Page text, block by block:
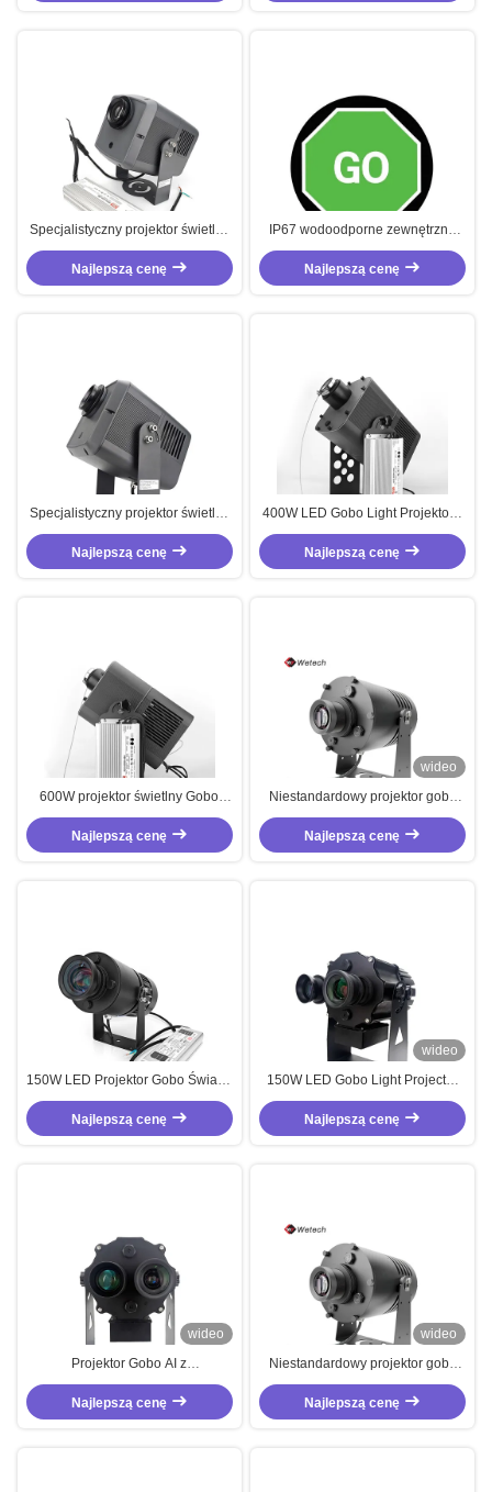
Specjalistyczny projektor świetlny
Gobo 320W Projektor wnętrzny
Woda WT-DN19320
Najlepszą cenę
IP67 wodoodporne zewnętrzne
światło ostrzegawcze logo
projektora Gobo
Najlepszą cenę
Specjalistyczny projektor świetlny
Gobo 320W Projektor w
pomieszczeniach
Najlepszą cenę
400W LED Gobo Light Projektor z
IP65 wodoodporny i dostosowane
zasilanie dla bezpieczeństwa
magazynu
Najlepszą cenę
600W projektor świetlny Gobo
Projektor LED Gobo IP65
Najlepszą cenę
wideo
Niestandardowy projektor gobo
320W – przeznaczony do użytku
wewnętrznego w magazynach i
logistyce
Najlepszą cenę
150W LED Projektor Gobo Światła
12000lm IP65 Wodoodporny
Zewnętrzny Projektor Gobo
Dostosowany WT-GP11150-R
Najlepszą cenę
wideo
150W LED Gobo Light Projector
IP65 wodoodporny z przepływem
światła 12000lm dla zastosowań
bezpieczeństwa na zewnątrz
Najlepszą cenę
wideo
Projektor Gobo AI z
wodoodpornością IP65 i
strumieniem świetlnym 12000 lm
do zastosowań zewnętrznych
Najlepszą cenę
wideo
Niestandardowy projektor gobo
320W do wnętrz, światło
projektora, logistyka magazynowa
Najlepszą cenę